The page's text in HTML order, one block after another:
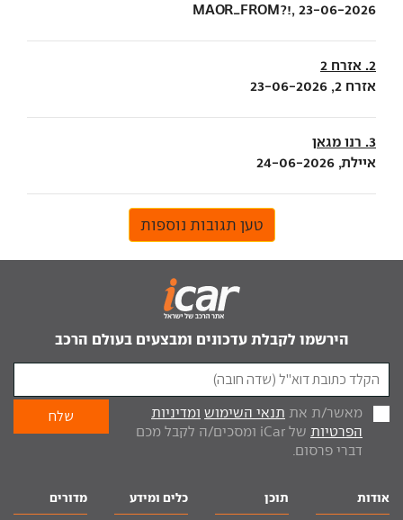
MAOR_FROM?!, 23-06-2026
2. אזרח 2
אזרח 2, 23-06-2026
3. רנו מגאן
איילת, 24-06-2026
טען תגובות נוספות
הירשמו לקבלת עדכונים ומבצעים בעולם הרכב
מאשר/ת את תנאי השימוש ומדיניות
הפרטיות
של iCar ומסכים/ה לקבל מכם
דברי פרסום.
אודות תוכן כלים ומידע מדורים